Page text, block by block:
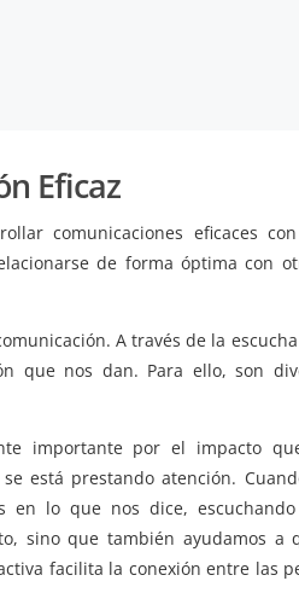
Eficaz
comunicaciones eficaces
de forma óptima con
A través de la
que nos dan. Para ello, son
importante por el impacto
está prestando atención.
en lo que nos dice,
sino que también ayudamos a
facilita la conexión entre las